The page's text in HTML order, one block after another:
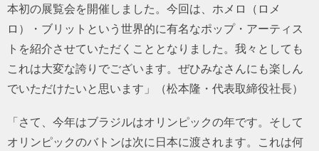
本初の展覧会を開催しました。今回は、ホメロ（ロメ
ロ）・ブリットという世界的に有名なポップ・アーティス
トを紹介させていただくこととなりました。我々としても
これは大変な誇りでございます。ぜひみなさんにも楽しん
でいただけたいと思います」（松本隆・代表取締役社長）
「さて、今年はブラジルはオリンピックの年です。そして
オリンピックのバトンは次に日本に渡されます。これは何